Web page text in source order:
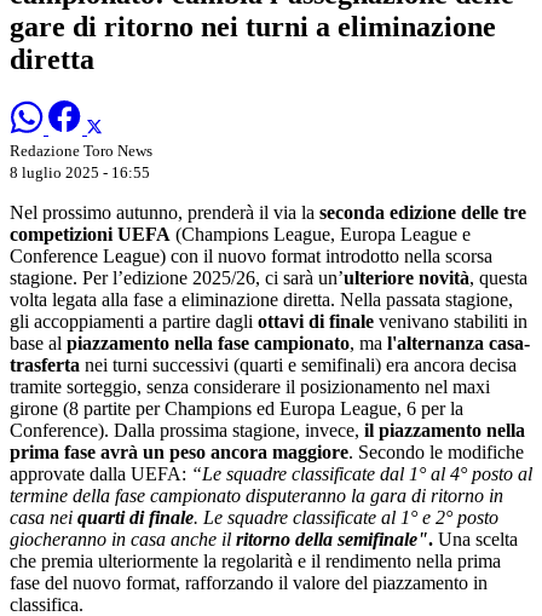
gare di ritorno nei turni a eliminazione
diretta
Redazione Toro News
8 luglio 2025 - 16:55
Nel prossimo autunno, prenderà il via la seconda edizione delle tre
competizioni UEFA (Champions League, Europa League e
Conference League) con il nuovo format introdotto nella scorsa
stagione. Per l’edizione 2025/26, ci sarà un’ulteriore novità, questa
volta legata alla fase a eliminazione diretta. Nella passata stagione,
gli accoppiamenti a partire dagli ottavi di finale venivano stabiliti in
base al piazzamento nella fase campionato, ma l'alternanza casa-
trasferta nei turni successivi (quarti e semifinali) era ancora decisa
tramite sorteggio, senza considerare il posizionamento nel maxi
girone (8 partite per Champions ed Europa League, 6 per la
Conference). Dalla prossima stagione, invece, il piazzamento nella
prima fase avrà un peso ancora maggiore. Secondo le modifiche
approvate dalla UEFA: “Le squadre classificate dal 1° al 4° posto al
termine della fase campionato disputeranno la gara di ritorno in
casa nei quarti di finale. Le squadre classificate al 1° e 2° posto
giocheranno in casa anche il ritorno della semifinale". Una scelta
che premia ulteriormente la regolarità e il rendimento nella prima
fase del nuovo format, rafforzando il valore del piazzamento in
classifica.